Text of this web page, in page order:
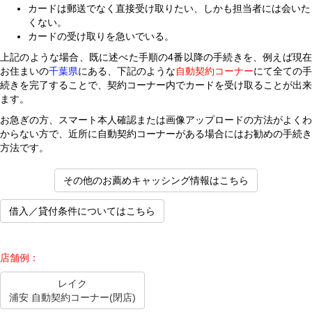
カードは郵送でなく直接受け取りたい、しかも担当者には会いた
くない。
カードの受け取りを急いでいる。
上記のような場合、既に述べた手順の4番以降の手続きを、例えば現在
お住まいの千葉県にある、下記のような自動契約コーナーにて全ての手
続きを完了することで、契約コーナー内でカードを受け取ることが出来
ます。
お急ぎの方、スマート本人確認または画像アップロードの方法がよくわ
からない方で、近所に自動契約コーナーがある場合にはお勧めの手続き
方法です。
その他のお薦めキャッシング情報はこちら
借入／貸付条件についてはこちら
店舗例：
レイク
浦安 自動契約コーナー(閉店)